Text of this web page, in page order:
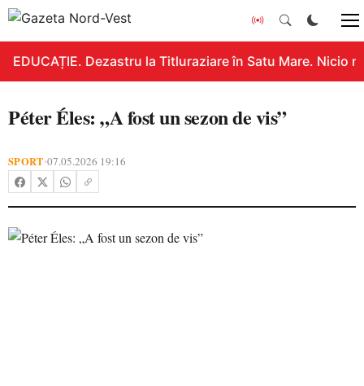
EDUCAȚIE. Dezastru la Titluraziare în Satu Mare. Nicio
Péter Éles: „A fost un sezon de vis”
SPORT•07.05.2026 19:16